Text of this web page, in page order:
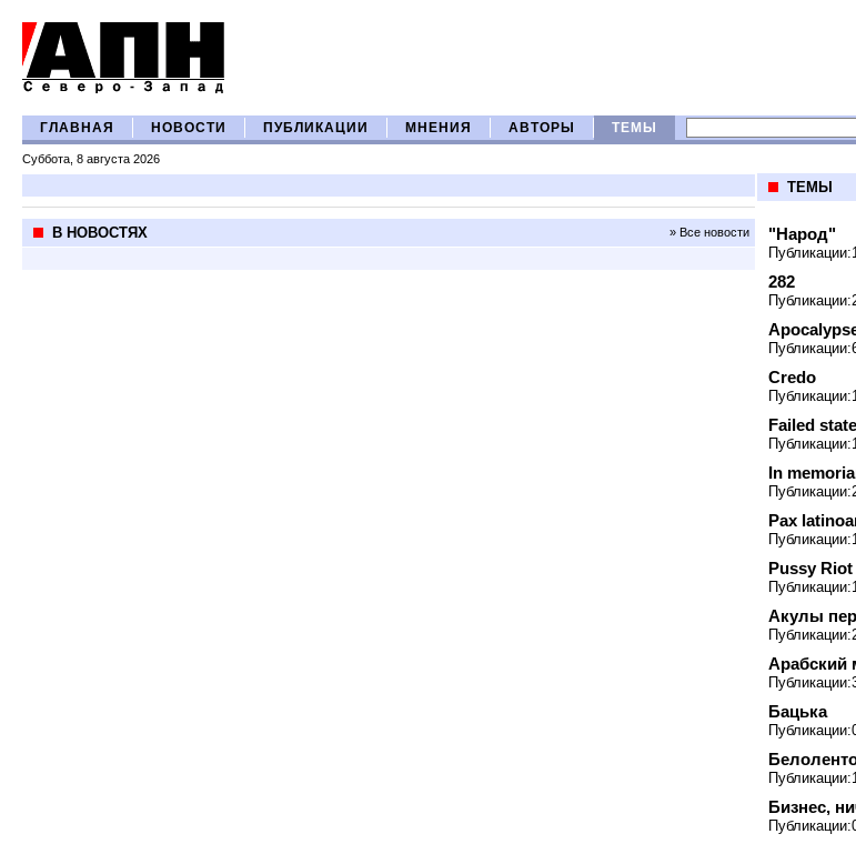
ГЛАВНАЯ НОВОСТИ ПУБЛИКАЦИИ МНЕНИЯ АВТОРЫ ТЕМЫ
Суббота, 8 августа 2026
В НОВОСТЯХ » Все новости
ТЕМЫ
"Народ"
282
Credo
Failed state
In
Pax
Pussy Riot
Акулы
Арабский
Бацька
Бизнес,